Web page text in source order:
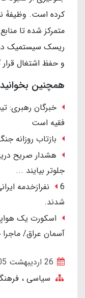
کرده است. وظیفۀ
متمرکز شده تا
ریسک سیستمیک در
و حفظ اشتغال قرار
همچنین
خبرگان رهبری:
فقیه است
بازتاب روزانه
هشدار صریح
جلوتر بیایند ...
6 نفرازخدمه
شدند.
آسمان عراق/
سیاسی ،